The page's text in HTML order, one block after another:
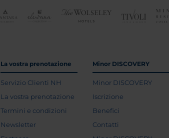
La vostra prenotazione
Servizio Clienti NH
La vostra prenotazione
Termini e condizioni
Newsletter
Minor DISCOVERY
Minor DISCOVERY
Iscrizione
Benefici
Contatti